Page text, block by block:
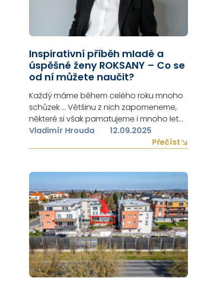
Inspirativní příběh mladé a
úspěšné ženy ROKSANY – Co se
od ní můžete naučit?
Každý máme během celého roku mnoho
schůzek … Většinu z nich zapomeneme,
některé si však pamatujeme i mnoho let
poté. Moji první schůzku s ROKSANOU bych
zařadil do kategorie výjimečných – i po
na sobě podnikatelé pracují a jak…
Vladimír Hrouda
12.09.2025
Přečíst